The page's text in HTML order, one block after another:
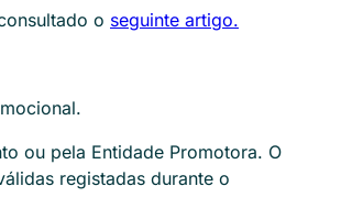
o seguinte artigo.
ou pela Entidade Promotora. O
registadas durante o